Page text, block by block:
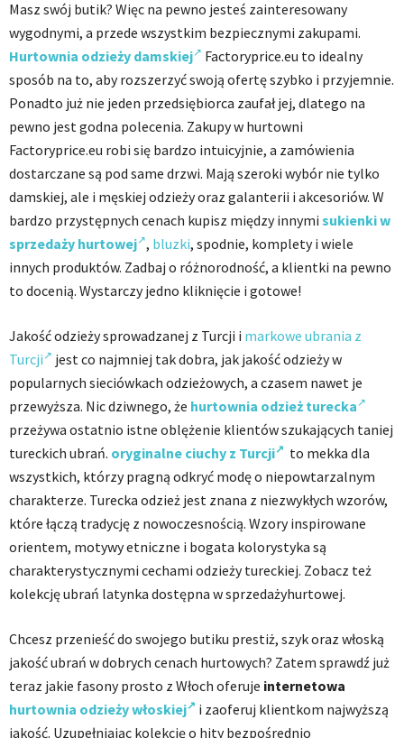
Masz swój butik? Więc na pewno jesteś zainteresowany
wygodnymi, a przede wszystkim bezpiecznymi zakupami.
Hurtownia odzieży damskiej
Factoryprice.eu to idealny
sposób na to, aby rozszerzyć swoją ofertę szybko i przyjemnie.
Ponadto już nie jeden przedsiębiorca zaufał jej, dlatego na
pewno jest godna polecenia. Zakupy w hurtowni
Factoryprice.eu robi się bardzo intuicyjnie, a zamówienia
dostarczane są pod same drzwi. Mają szeroki wybór nie tylko
damskiej, ale i męskiej odzieży oraz galanterii i akcesoriów. W
bardzo przystępnych cenach kupisz między innymi sukienki w
sprzedaży hurtowej , bluzki, spodnie, komplety i wiele
innych produktów. Zadbaj o różnorodność, a klientki na pewno
to docenią. Wystarczy jedno kliknięcie i gotowe!
Jakość odzieży sprowadzanej z Turcji i markowe ubrania z
Turcji
jest co najmniej tak dobra, jak jakość odzieży w
popularnych sieciówkach odzieżowych, a czasem nawet je
przewyższa. Nic dziwnego, że hurtownia odzież turecka
przeżywa ostatnio istne oblężenie klientów szukających taniej
tureckich ubrań. oryginalne ciuchy z Turcji
to mekka dla
wszystkich, którzy pragną odkryć modę o niepowtarzalnym
charakterze. Turecka odzież jest znana z niezwykłych wzorów,
które łączą tradycję z nowoczesnością. Wzory inspirowane
orientem, motywy etniczne i bogata kolorystyka są
charakterystycznymi cechami odzieży tureckiej. Zobacz też
kolekcję ubrań latynka dostępna w sprzedażyhurtowej.
Chcesz przenieść do swojego butiku prestiż, szyk oraz włoską
jakość ubrań w dobrych cenach hurtowych? Zatem sprawdź już
teraz jakie fasony prosto z Włoch oferuje internetowa
hurtownia odzieży włoskiej
i zaoferuj klientkom najwyższą
jakość. Uzupełniając kolekcję o hity bezpośrednio